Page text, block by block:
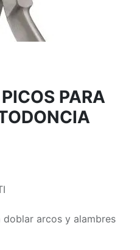
PARA
arcos y alambres